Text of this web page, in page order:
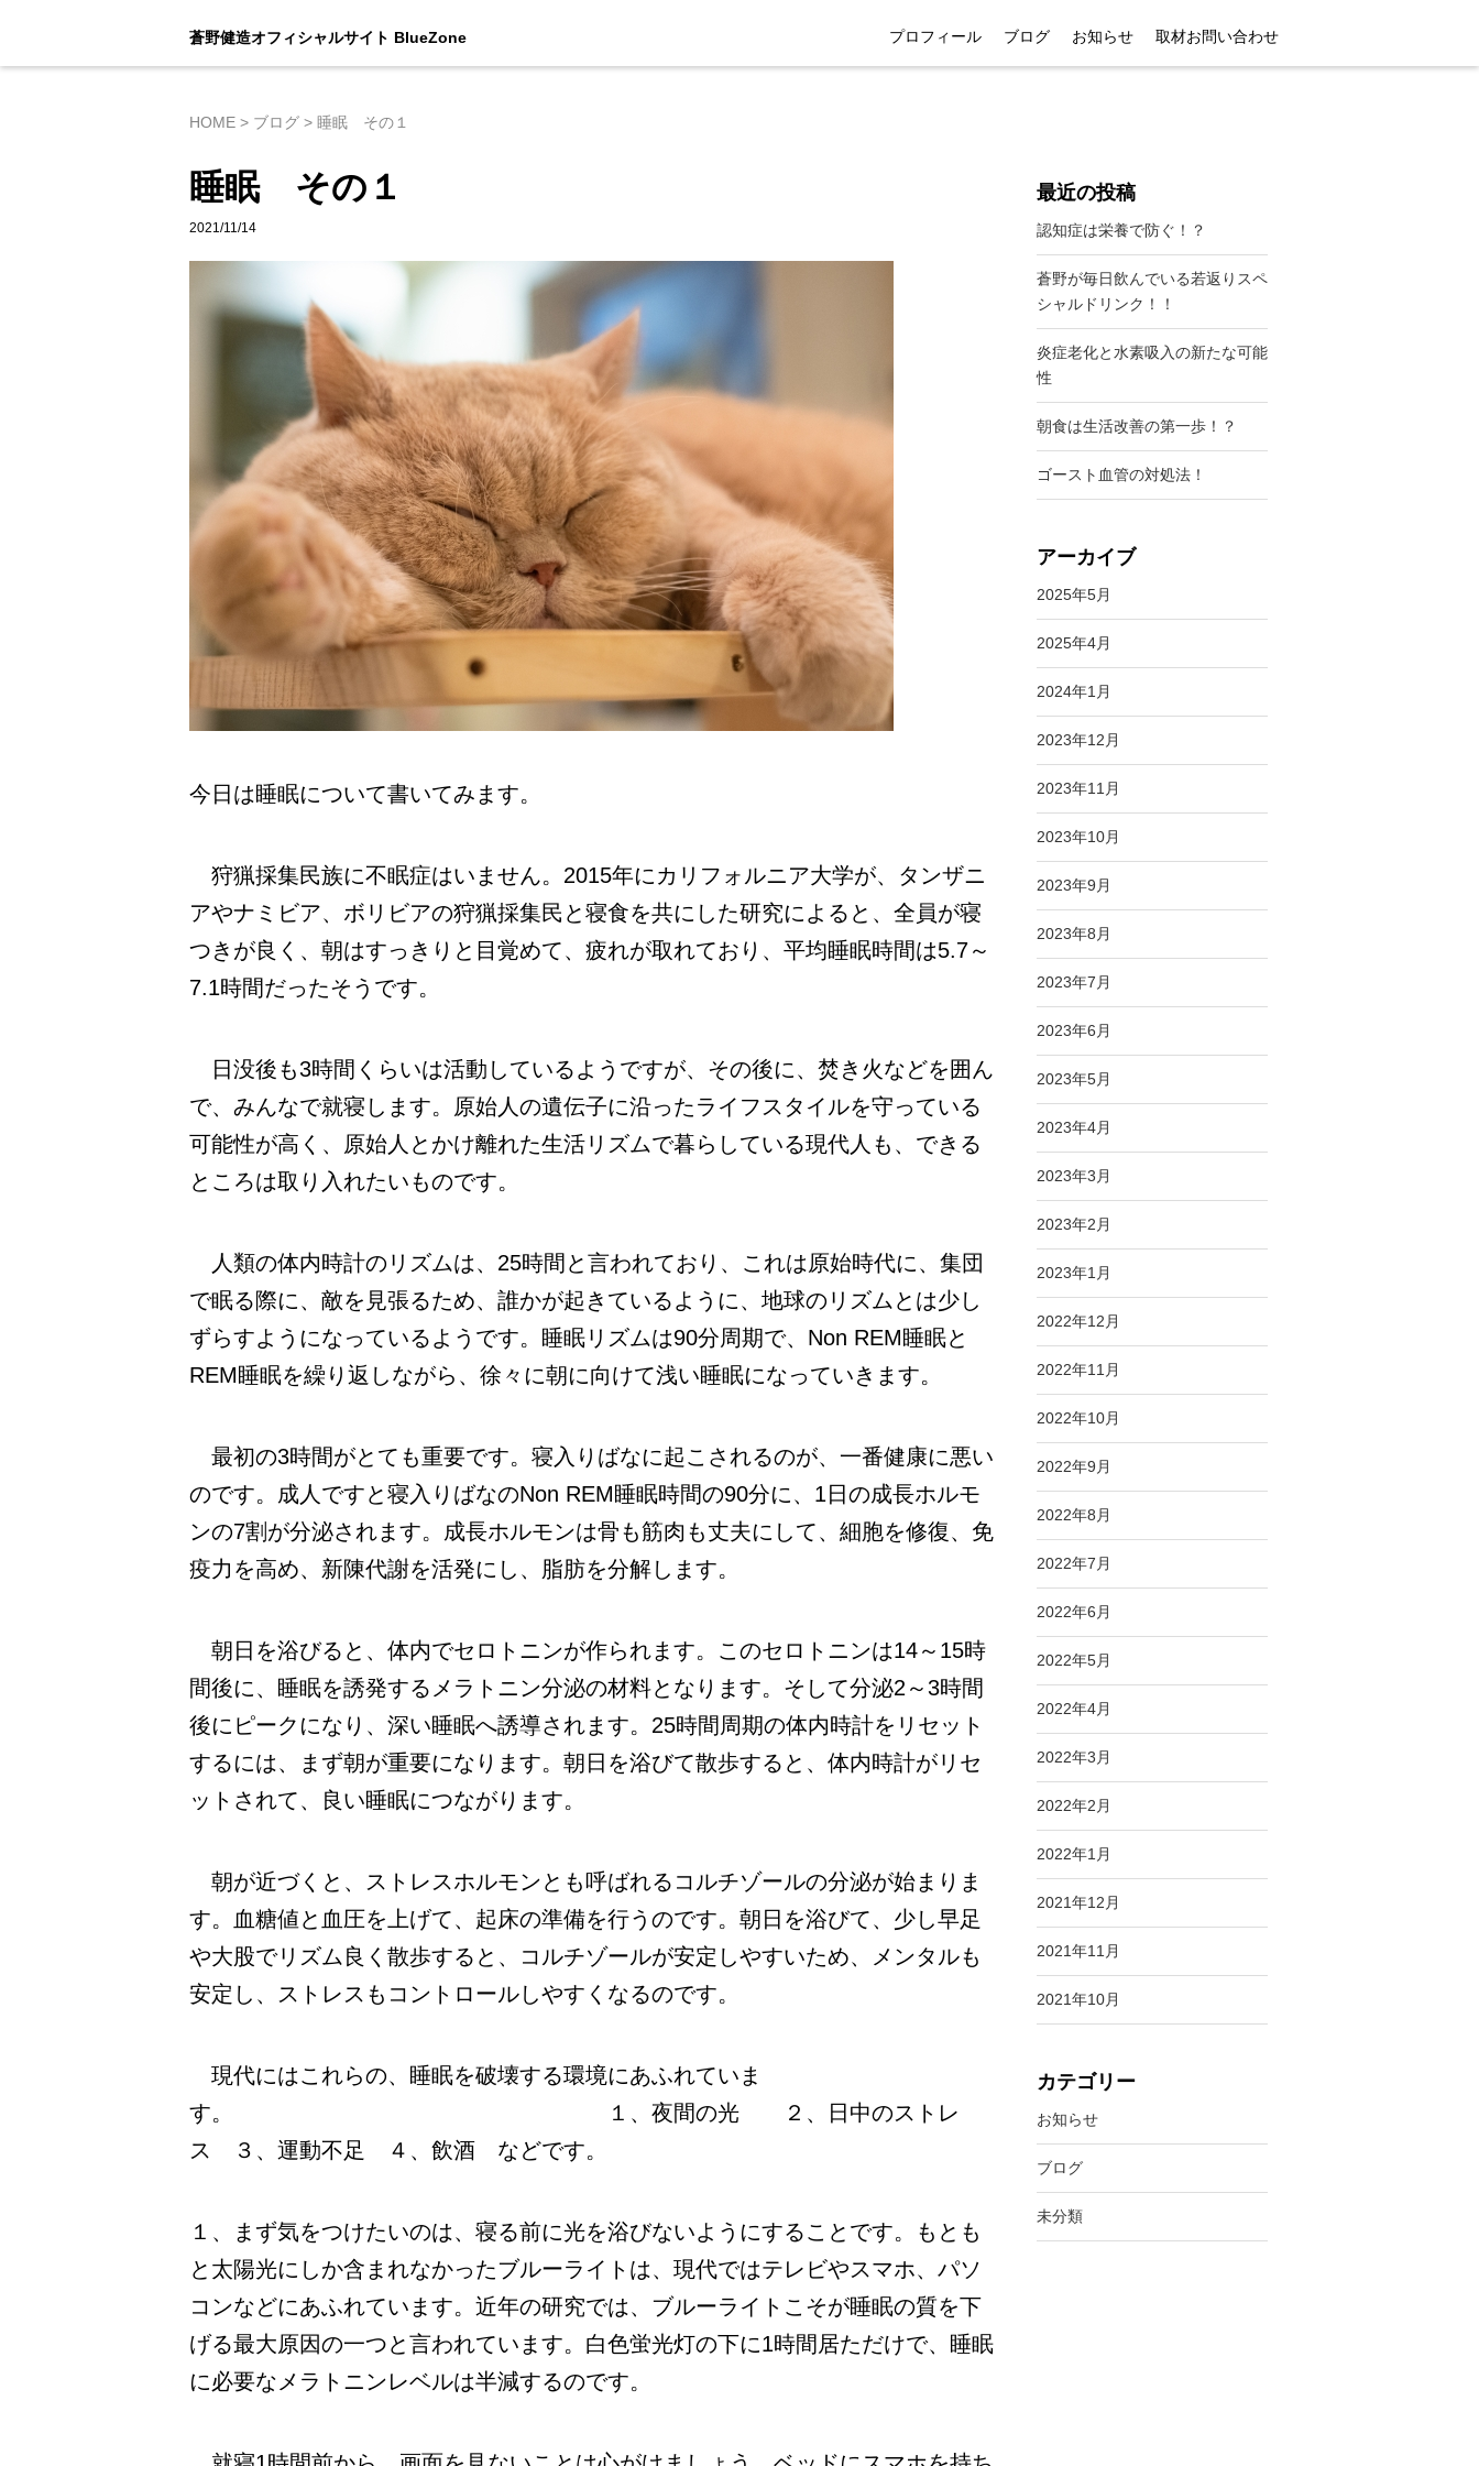
蒼野健造オフィシャルサイト BlueZone プロフィール ブログ お知らせ 取材お問い合わせ
HOME > ブログ > 睡眠 その１
睡眠 その１
2021/11/14
今日は睡眠について書いてみます。
狩猟採集民族に不眠症はいません。2015年にカリフォルニア大学が、タンザニ
アやナミビア、ボリビアの狩猟採集民と寝食を共にした研究によると、全員が寝
つきが良く、朝はすっきりと目覚めて、疲れが取れており、平均睡眠時間は5.7～
7.1時間だったそうです。
日没後も3時間くらいは活動しているようですが、その後に、焚き火などを囲ん
で、みんなで就寝します。原始人の遺伝子に沿ったライフスタイルを守っている
可能性が高く、原始人とかけ離れた生活リズムで暮らしている現代人も、できる
ところは取り入れたいものです。
人類の体内時計のリズムは、25時間と言われており、これは原始時代に、集団
で眠る際に、敵を見張るため、誰かが起きているように、地球のリズムとは少し
ずらすようになっているようです。睡眠リズムは90分周期で、Non REM睡眠と
REM睡眠を繰り返しながら、徐々に朝に向けて浅い睡眠になっていきます。
最初の3時間がとても重要です。寝入りばなに起こされるのが、一番健康に悪い
のです。成人ですと寝入りばなのNon REM睡眠時間の90分に、1日の成長ホルモ
ンの7割が分泌されます。成長ホルモンは骨も筋肉も丈夫にして、細胞を修復、免
疫力を高め、新陳代謝を活発にし、脂肪を分解します。
朝日を浴びると、体内でセロトニンが作られます。このセロトニンは14～15時
間後に、睡眠を誘発するメラトニン分泌の材料となります。そして分泌2～3時間
後にピークになり、深い睡眠へ誘導されます。25時間周期の体内時計をリセット
するには、まず朝が重要になります。朝日を浴びて散歩すると、体内時計がリセ
ットされて、良い睡眠につながります。
朝が近づくと、ストレスホルモンとも呼ばれるコルチゾールの分泌が始まりま
す。血糖値と血圧を上げて、起床の準備を行うのです。朝日を浴びて、少し早足
や大股でリズム良く散歩すると、コルチゾールが安定しやすいため、メンタルも
安定し、ストレスもコントロールしやすくなるのです。
現代にはこれらの、睡眠を破壊する環境にあふれていま
す。 １、夜間の光 ２、日中のストレ
ス ３、運動不足 ４、飲酒 などです。
１、まず気をつけたいのは、寝る前に光を浴びないようにすることです。もとも
と太陽光にしか含まれなかったブルーライトは、現代ではテレビやスマホ、パソ
コンなどにあふれています。近年の研究では、ブルーライトこそが睡眠の質を下
げる最大原因の一つと言われています。白色蛍光灯の下に1時間居ただけで、睡眠
に必要なメラトニンレベルは半減するのです。
最近の投稿
認知症は栄養で防ぐ！？
蒼野が毎日飲んでいる若返りスペ
シャルドリンク！！
炎症老化と水素吸入の新たな可能
性
朝食は生活改善の第一歩！？
ゴースト血管の対処法！
アーカイブ
2025年5月
2025年4月
2024年1月
2023年12月
2023年11月
2023年10月
2023年9月
2023年8月
2023年7月
2023年6月
2023年5月
2023年4月
2023年3月
2023年2月
2023年1月
2022年12月
2022年11月
2022年10月
2022年9月
2022年8月
2022年7月
2022年6月
2022年5月
2022年4月
2022年3月
2022年2月
2022年1月
2021年12月
2021年11月
2021年10月
カテゴリー
お知らせ
ブログ
未分類